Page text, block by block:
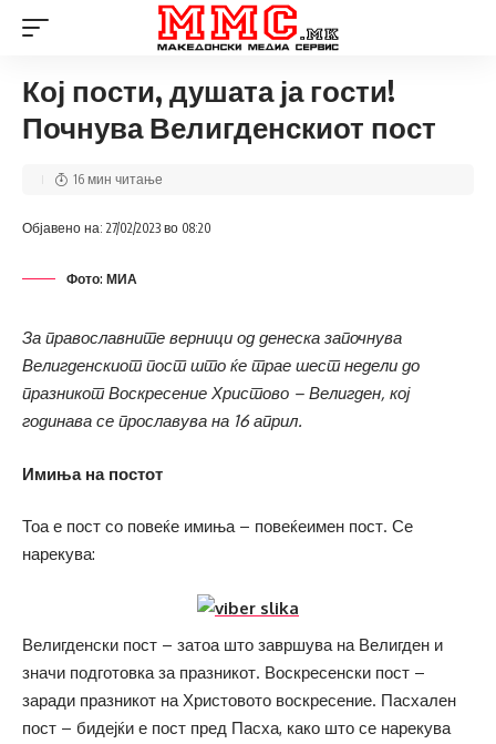
Кој пости, душата ја гости!
Почнува Велигденскиот пост
Објавено на: 27/02/2023 во 08:20
16 мин читање
Фото: МИА
За православните верници од денеска започнува
Велигденскиот пост што ќе трае шест недели до
празникот Воскресение Христово – Велигден, кој
годинава се прославува на 16 април.
Имиња на постот
Тоа е пост со повеќе имиња – повеќеимен пост. Се
нарекува:
Велигденски пост – затоа што завршува на Велигден и
значи подготовка за празникот. Воскресенски пост –
заради празникот на Христовото воскресение. Пасхален
пост – бидејќи е пост пред Пасха, како што се нарекува